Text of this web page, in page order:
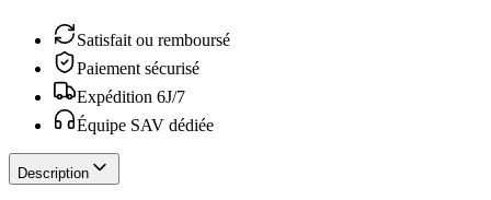
Satisfait ou remboursé
Paiement sécurisé
Expédition 6J/7
Équipe SAV dédiée
Description